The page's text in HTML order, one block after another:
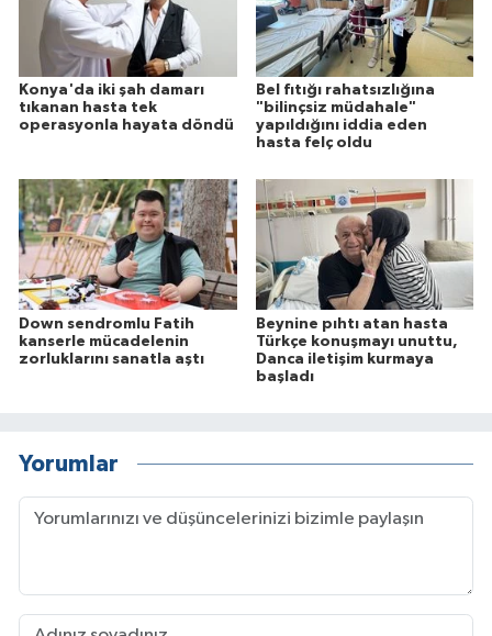
Konya'da iki şah damarı
tıkanan hasta tek
operasyonla hayata döndü
Bel fıtığı rahatsızlığına
"bilinçsiz müdahale"
yapıldığını iddia eden
hasta felç oldu
Down sendromlu Fatih
kanserle mücadelenin
zorluklarını sanatla aştı
Beynine pıhtı atan hasta
Türkçe konuşmayı unuttu,
Danca iletişim kurmaya
başladı
Yorumlar